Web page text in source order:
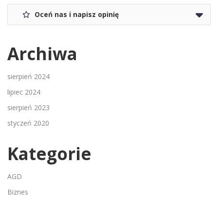
Oceń nas i napisz opinię
Archiwa
sierpień 2024
lipiec 2024
sierpień 2023
styczeń 2020
Kategorie
AGD
Biznes